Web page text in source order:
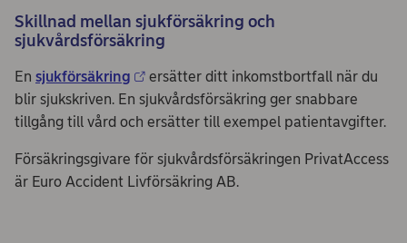
Skillnad mellan sjukförsäkring och
sjukvårdsförsäkring
En sjukförsäkring
ersätter ditt inkomstbortfall när du
blir sjukskriven. En sjukvårdsförsäkring ger snabbare
tillgång till vård och ersätter till exempel patientavgifter.
Försäkringsgivare för sjukvårdsförsäkringen PrivatAccess
är Euro Accident Livförsäkring AB.